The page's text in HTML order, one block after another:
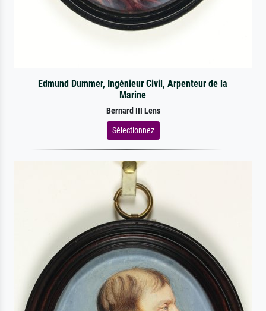
Edmund Dummer, Ingénieur Civil, Arpenteur de la
Marine
Bernard III Lens
Sélectionnez